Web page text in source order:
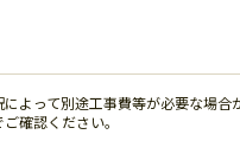
よって別途工事費等が必要な場合
確認ください。